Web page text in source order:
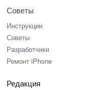
Советы
Инструкции
Советы
Разработчики
Ремонт iPhone
Редакция